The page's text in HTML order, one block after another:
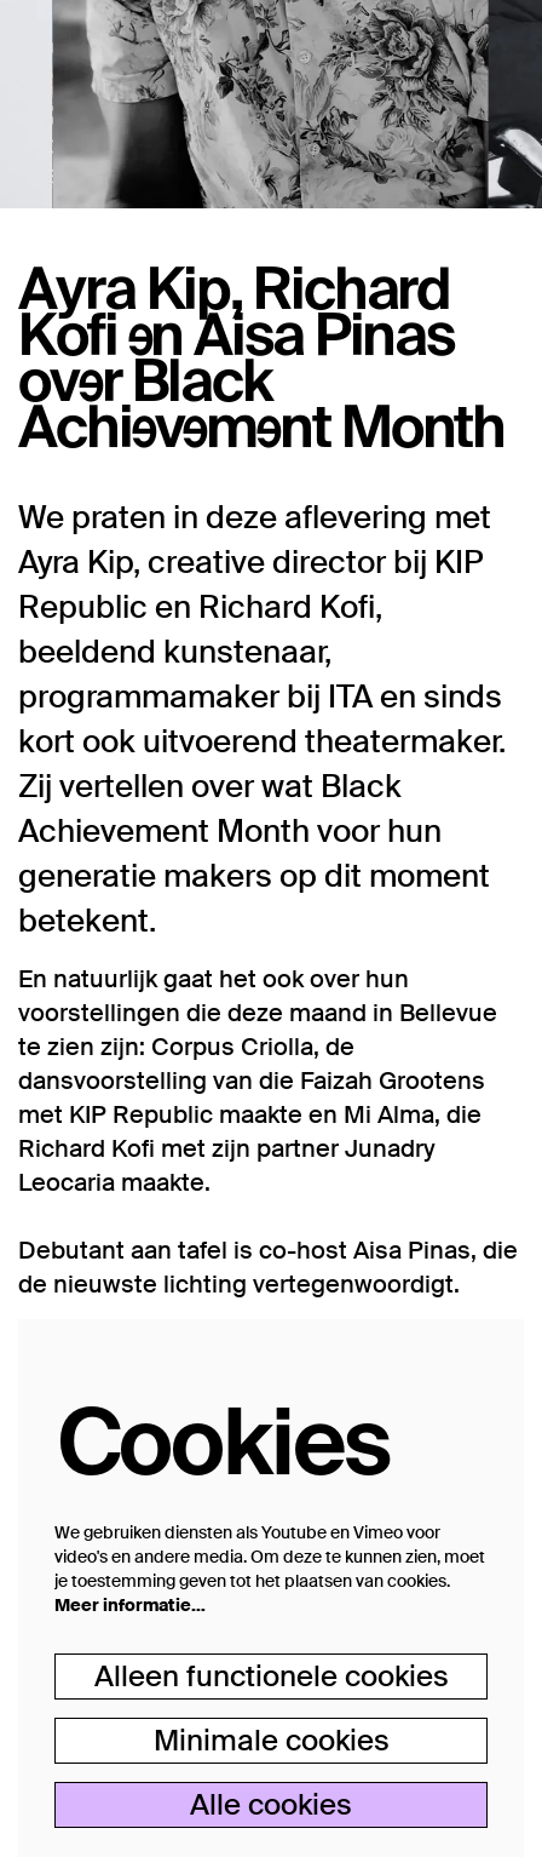
Ayra Kip, Richard
Kofi en Aisa Pinas
over Black
Achievement Month
We praten in deze aflevering met
Ayra Kip, creative director bij KIP
Republic en Richard Kofi,
beeldend kunstenaar,
programmamaker bij ITA en sinds
kort ook uitvoerend theatermaker.
Zij vertellen over wat Black
Achievement Month voor hun
generatie makers op dit moment
betekent.
En natuurlijk gaat het ook over hun
voorstellingen die deze maand in Bellevue
te zien zijn: Corpus Criolla, de
dansvoorstelling van die Faizah Grootens
met KIP Republic maakte en Mi Alma, die
Richard Kofi met zijn partner Junadry
Leocaria maakte.
Debutant aan tafel is co-host Aisa Pinas, die
de nieuwste lichting vertegenwoordigt.
Cookies
We gebruiken diensten als Youtube en Vimeo voor
video's en andere media. Om deze te kunnen zien, moet
je toestemming geven tot het plaatsen van cookies.
Meer informatie…
Alleen functionele cookies
Minimale cookies
Alle cookies